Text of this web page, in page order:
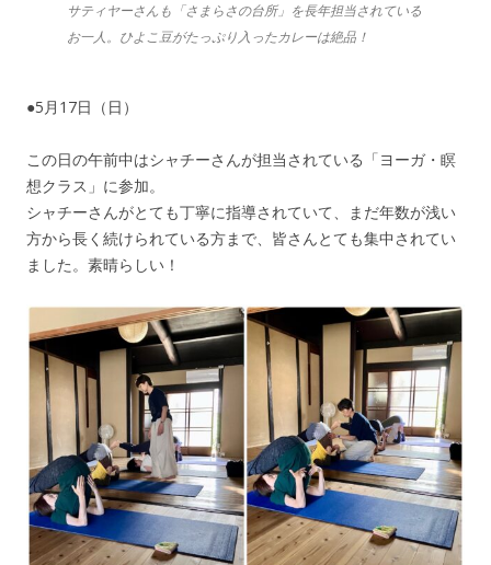
サティヤーさんも「さまらさの台所」を長年担当されている
お一人。ひよこ豆がたっぷり入ったカレーは絶品！
●5月17日（日）
この日の午前中はシャチーさんが担当されている「ヨーガ・瞑
想クラス」に参加。
シャチーさんがとても丁寧に指導されていて、まだ年数が浅い
方から長く続けられている方まで、皆さんとても集中されてい
ました。素晴らしい！